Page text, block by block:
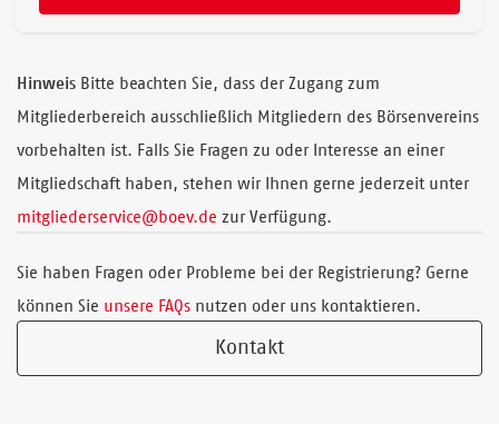
Hinweis Bitte beachten Sie, dass der Zugang zum
Mitgliederbereich ausschließlich Mitgliedern des Börsenvereins
vorbehalten ist. Falls Sie Fragen zu oder Interesse an einer
Mitgliedschaft haben, stehen wir Ihnen gerne jederzeit unter
mitgliederservice@boev.de zur Verfügung.
Sie haben Fragen oder Probleme bei der Registrierung? Gerne
können Sie unsere FAQs nutzen oder uns kontaktieren.
Kontakt